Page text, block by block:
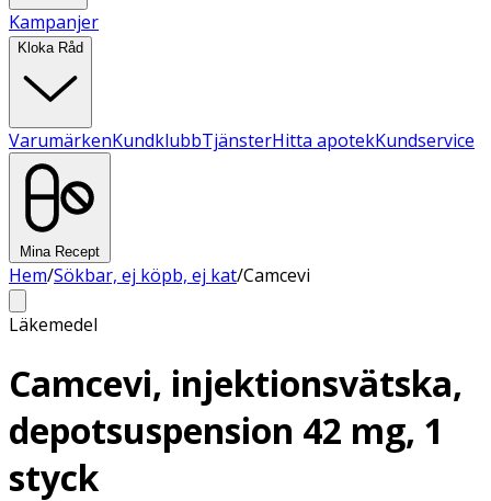
Kampanjer
Kloka Råd
VarumärkenKundklubbTjänsterHitta apotekKundservice
Mina Recept
Hem/Sökbar, ej köpb, ej kat/Camcevi
Läkemedel
Camcevi, injektionsvätska,
depotsuspension 42 mg, 1
styck